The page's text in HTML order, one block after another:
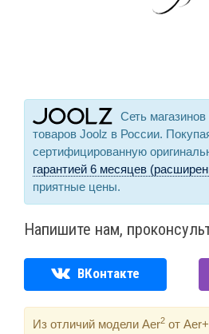
Сеть
товаров Joolz в России.
сертифицированную
гарантией 6 месяцев
приятные цены.
Напишите нам,
ВКонтакте
Из отличий модели Aer2 от